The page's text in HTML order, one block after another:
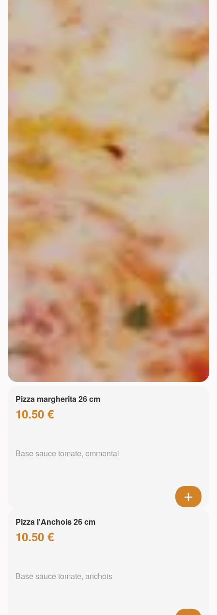
Pizza margherita 26 cm
10.50 €
Base sauce tomate, emmental
Pizza l'Anchois 26 cm
10.50 €
Base sauce tomate, anchois